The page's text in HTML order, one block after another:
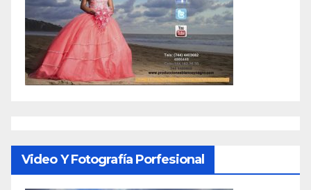
Video Y Fotografía Porfesional